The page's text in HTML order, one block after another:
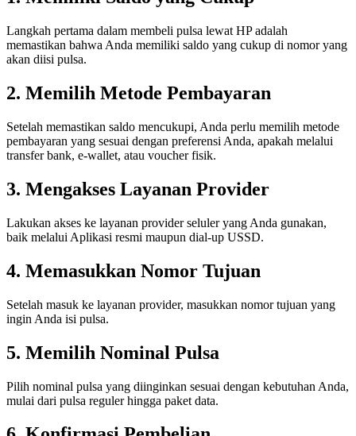
Langkah pertama dalam membeli pulsa lewat HP adalah
memastikan bahwa Anda memiliki saldo yang cukup di nomor yang
akan diisi pulsa.
2. Memilih Metode Pembayaran
Setelah memastikan saldo mencukupi, Anda perlu memilih metode
pembayaran yang sesuai dengan preferensi Anda, apakah melalui
transfer bank, e-wallet, atau voucher fisik.
3. Mengakses Layanan Provider
Lakukan akses ke layanan provider seluler yang Anda gunakan,
baik melalui Aplikasi resmi maupun dial-up USSD.
4. Memasukkan Nomor Tujuan
Setelah masuk ke layanan provider, masukkan nomor tujuan yang
ingin Anda isi pulsa.
5. Memilih Nominal Pulsa
Pilih nominal pulsa yang diinginkan sesuai dengan kebutuhan Anda,
mulai dari pulsa reguler hingga paket data.